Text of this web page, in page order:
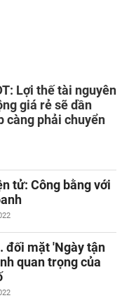
Lợi thế tài nguyên
giá rẻ sẽ dần
càng phải chuyển
tử: Công bằng với
đối mặt 'Ngày tận
quan trọng của